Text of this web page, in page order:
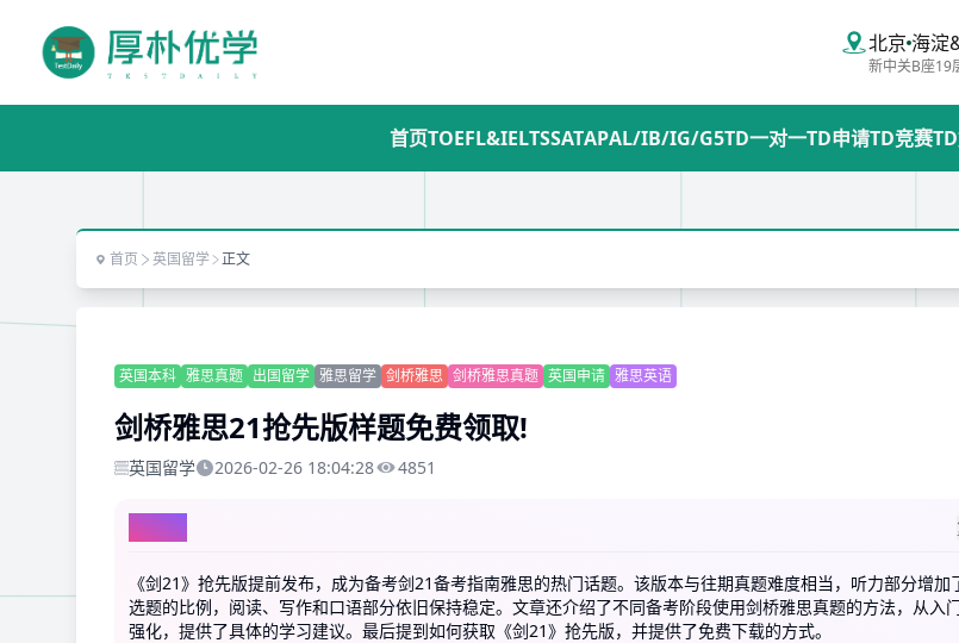
北京 海淀
新中关B座19
首页TOEFL&IELTSSATAPAL/IB/IG/G5TD一对一TD申请TD竞赛
首页 英国留学 正文
英国本科 雅思真题 出国留学 雅思留学 剑桥雅思 剑桥雅思真题 英国申请 雅思英语
剑桥雅思21抢先版样题免费领取!
英国留学 2026-02-26 18:04:28 4851
AI总结
《剑21》抢先版提前发布，成为备考剑21备考指南雅思的热门话题。该版本与往期真题难度相当，听力部分增加
选题的比例，阅读、写作和口语部分依旧保持稳定。文章还介绍了不同备考阶段使用剑桥雅思真题的方法，从入
强化，提供了具体的学习建议。最后提到如何获取《剑21》抢先版，并提供了免费下载的方式。